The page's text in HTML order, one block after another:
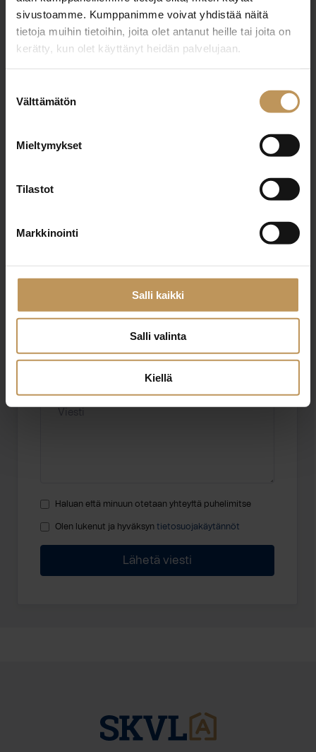
sivustoamme. Kumppanimme voivat yhdistää näitä
tietoja muihin tietoihin, joita olet antanut heille tai joita on
kerätty, kun olet käyttänyt heidän palvelujaan.
valinta
Välttämätön
Mieltymykset
Tilastot
Markkinointi
Salli kaikki
Salli valinta
Kiellä
+358405331434
niklas@locus.fi
Sähköposti*
Haluan että minuun otetaan yhteyttä puhelimitse
Olen lukenut ja hyväksyn tietosuojakäytännöt